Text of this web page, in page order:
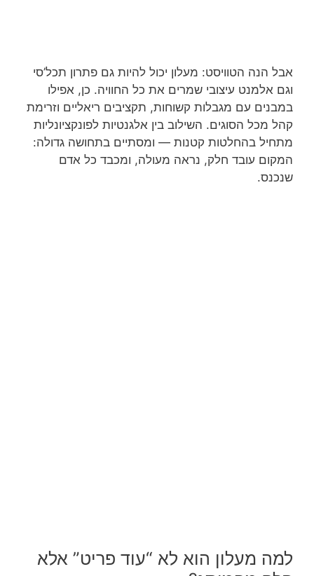
אבל הנה הטוויסט: מעלון יכול להיות גם פתרון תכל’סי
וגם אלמנט עיצובי שמרים את כל החוויה. כן, אפילו
במבנים עם מגבלות קשוחות, תקציבים ריאליים וזרימת
קהל מכל הסוגים. השילוב בין אלגנטיות לפונקציונליות
מתחיל בהחלטות קטנות — ומסתיים בתחושה גדולה:
המקום עובד חלק, נראה מעולה, ומכבד כל אדם
שנכנס.
למה מעלון הוא לא “עוד פריט” אלא